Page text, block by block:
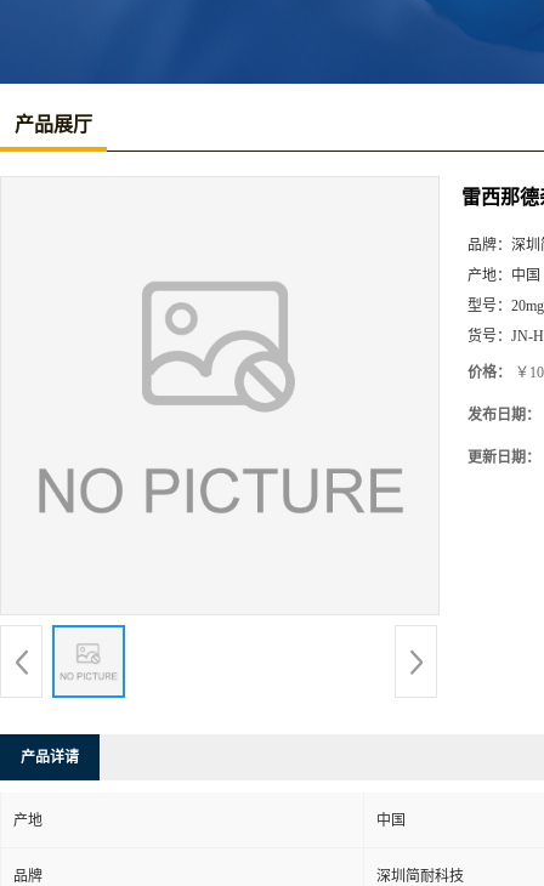
产品展厅
雷西那德
品牌： 深圳
产地： 中国
型号： 20mg
货号： JN-
价格： ￥
发布日期：
更新日期：
产品详请
产地 中国
品牌 深圳简耐科技